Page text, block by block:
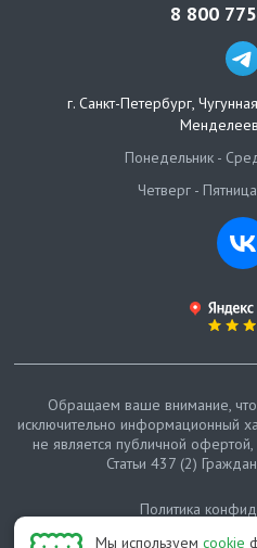
Мы используем cookie
8 800
г. Санкт-Петербург,
Понедельник -
Четверг -
Обращаем ваше внимание,
исключительно информационный
не является публичной
Статьи 437 (2)
Политика